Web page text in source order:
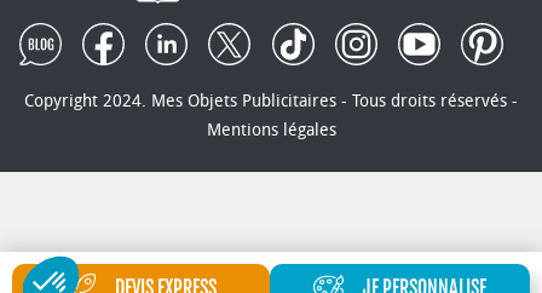
Copyright 2024. Mes Objets Publicitaires - Tous droits réservés -
Mentions légales